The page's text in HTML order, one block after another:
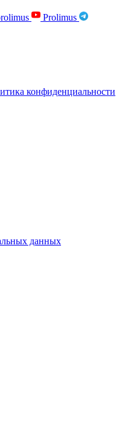
Prolimus
конфиденциальности
данных